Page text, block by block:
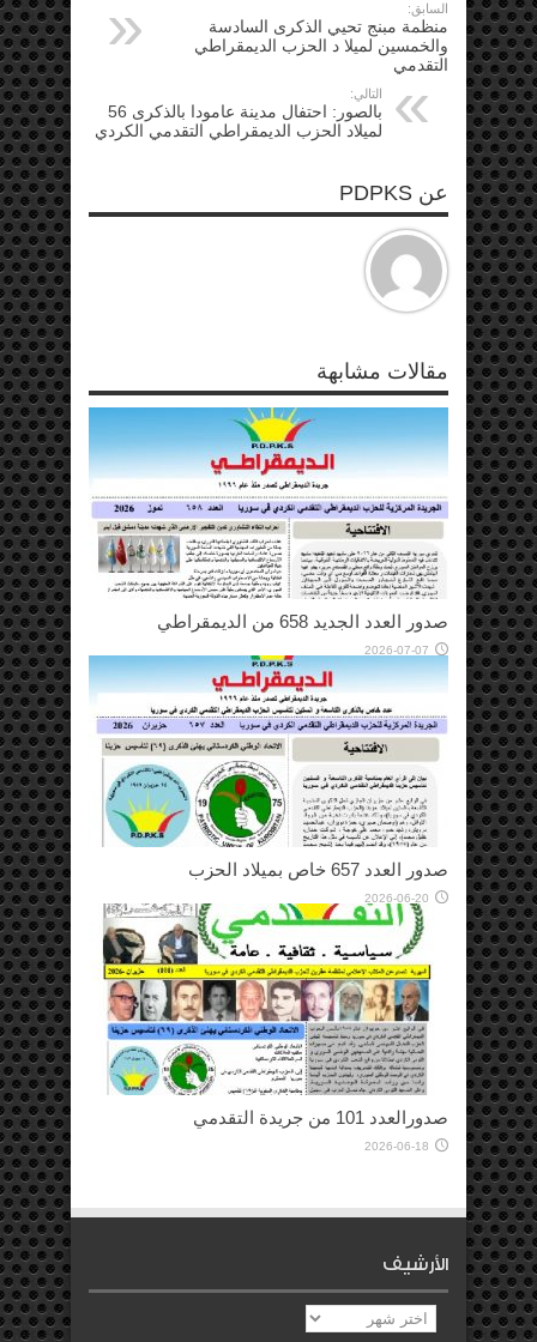
السابق:
منظمة مبنج تحيي الذكرى السادسة
والخمسين لميلا د الحزب الديمقراطي
التقدمي
التالي:
بالصور: احتفال مدينة عامودا بالذكرى 56
لميلاد الحزب الديمقراطي التقدمي الكردي
عن PDPKS
مقالات مشابهة
صدور العدد الجديد 658 من الديمقراطي
2026-07-07
صدور العدد 657 خاص بميلاد الحزب
2026-06-20
صدورالعدد 101 من جريدة التقدمي
2026-06-18
الأرشيف
الأرشيف